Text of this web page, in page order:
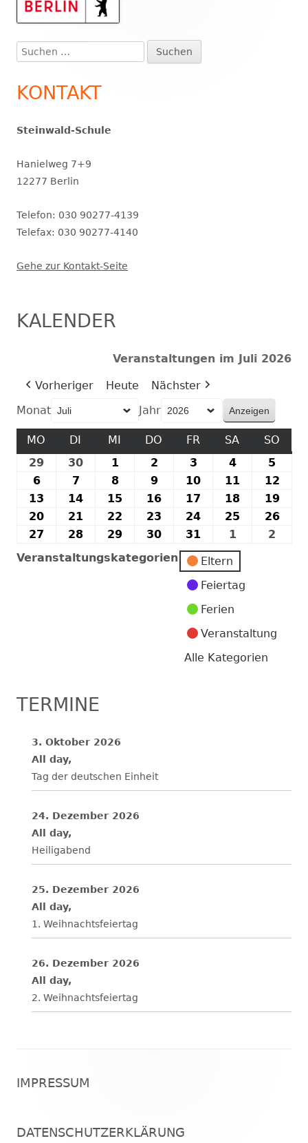
Suchen
nach:
KONTAKT
Steinwald-Schule
Hanielweg 7+9
12277 Berlin
Telefon: 030 90277-4139
Telefax: 030 90277-4140
Gehe zur Kontakt-Seite
KALENDER
Veranstaltungen im Juli 2026
Vorheriger Heute
Nächster
Monat
Jahr
MO MONTAG
DI DIENSTAG
MI MITTWOCH
DO DONNERSTAG
FR FREITAG
SA SAMSTAG
SO
29
2026
30
2026
1
Juli
2026
2
2026
3
Juli
2026
44.
Juli
2026
5
Juli
2026
66.
Juli
2026
7
Juli
2026
88.
Juli
2026
9
Juli
2026
10
2026
11
2026
12
13
2026
14
2026
15
2026
16
2026
17
2026
18
2026
19
Juli
20
2026
21
2026
22 23
2026
24
2026
25
2026
2626.
27
Juli
28 29
Juli
30
Juli
2026
31
Juli
2026
1
August
2026
2
Veranstaltungskategorien
Eltern
Feiertag
Ferien
Veranstaltung
Alle Kategorien
TERMINE
3. Oktober 2026
All day,
Tag der deutschen Einheit
24. Dezember 2026
All day,
Heiligabend
25. Dezember 2026
All day,
1. Weihnachtsfeiertag
26. Dezember 2026
All day,
2. Weihnachtsfeiertag
Inhalt
IMPRESSUM
DATENSCHUTZERKLÄRUNG